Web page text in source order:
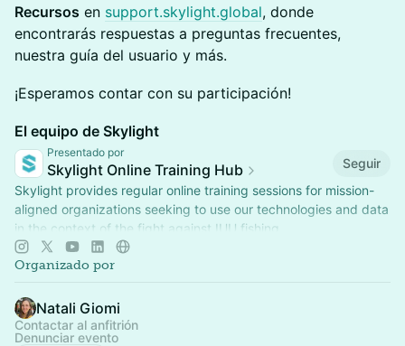
Recursos en support.skylight.global, donde
encontrarás respuestas a preguntas frecuentes,
nuestra guía del usuario y más.
¡Esperamos contar con su participación!
El equipo de Skylight
Presentado por
Skylight Online Training Hub
Seguir
Skylight provides regular online training sessions for mission-
aligned organizations seeking to use our technologies and data
in the context of the fight against IUU fishing.
Organizado por
Natali Giomi
Contactar al anfitrión
Denunciar evento